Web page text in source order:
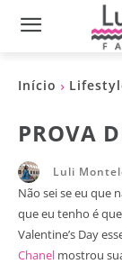
Início
PROVA
Luli
Não sei se eu que
que eu tenho é
Valentine’s Day
Chanel mostrou